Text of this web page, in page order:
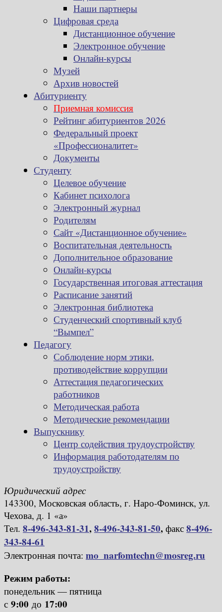
Наши партнеры
Цифровая среда
Дистанционное обучение
Электронное обучение
Онлайн-курсы
Музей
Архив новостей
Абитуриенту
Приемная комиссия
Рейтинг абитуриентов 2026
Федеральный проект
«Профессионалитет»
Документы
Студенту
Целевое обучение
Кабинет психолога
Электронный журнал
Родителям
Сайт «Дистанционное обучение»
Воспитательная деятельность
Дополнительное образование
Онлайн-курсы
Государственная итоговая аттестация
Расписание занятий
Электронная библиотека
Студенческий спортивный клуб
“Вымпел”
Педагогу
Соблюдение норм этики,
противодействие коррупции
Аттестация педагогических
работников
Методическая работа
Методические рекомендации
Выпускнику
Центр содействия трудоустройству
Информация работодателям по
трудоустройству
Юридический адрес
143300, Московская область, г. Наро-Фоминск, ул.
Чехова, д. 1 «а»
Тел. 8-496-343-81-31,8-496-343-81-50, факс 8-496-
343-84-61
Электронная почта: mo_narfomtechn@mosreg.ru
Режим работы:
понедельник — пятница
с 9:00 до 17:00